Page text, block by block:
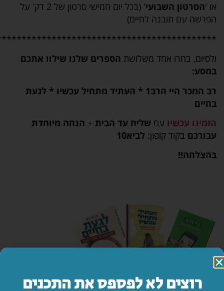
או 'הסרטון השבועי
' (בכל יום חמישי סרטון של 2 דק' על
הפרשה עם תובנה לחיים)
ולסיום, בחרו אחד משלושת הספרים שלנו שילוו אתכם
במסע:
רב המכר היי הרב1 * העתיד מתחיל עכשיו * לגעת
בחיים
הזמינו עכשיו עם שליח עד הבית + הנחה מיוחדת
עבורכם בקוד קופון: לביא10
בהצלחה!!
רוצים לא לפספס את התכנים